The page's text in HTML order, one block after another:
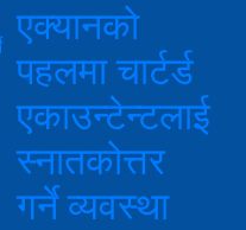
एक्यानको
पहलमा चार्टर्ड
एकाउन्टेन्टलाई
स्नातकोत्तर
गर्ने व्यवस्था